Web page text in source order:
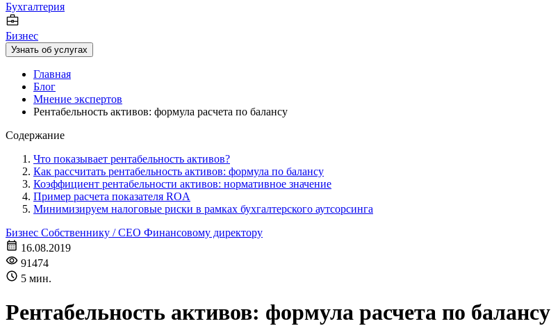
Бухгалтерия
Бизнес
Узнать об услугах
Главная
Блог
Мнение экспертов
Рентабельность активов: формула расчета по балансу
Содержание
Что показывает рентабельность активов?
Как рассчитать рентабельность активов: формула по балансу
Коэффициент рентабельности активов: нормативное значение
Пример расчета показателя ROA
Минимизируем налоговые риски в рамках бухгалтерского аутсорсинга
Бизнес Собственнику / CEO Финансовому директору
16.08.2019
91474
5 мин.
Рентабельность активов: формула расчета по балансу